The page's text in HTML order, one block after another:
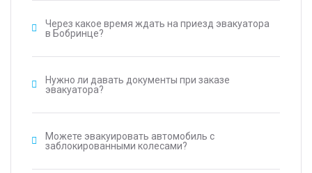
Через какое время ждать на приезд эвакуатора
в Бобринце?
Нужно ли давать документы при заказе
эвакуатора?
Можете эвакуировать автомобиль с
заблокированными колесами?